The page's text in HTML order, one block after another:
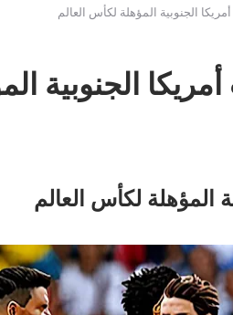
الجنوبية المؤهلة لكأس العالم
الجنوبية
المؤهلة لكأس العالم